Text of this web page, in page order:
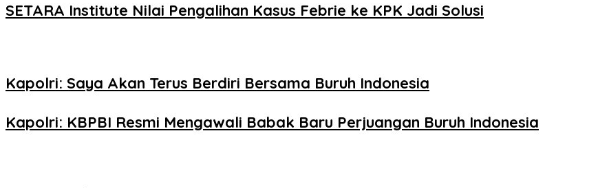
SETARA Institute Nilai Pengalihan Kasus Febrie ke KPK Jadi Solusi
Kapolri: Saya Akan Terus Berdiri Bersama Buruh Indonesia
Kapolri: KBPBI Resmi Mengawali Babak Baru Perjuangan Buruh Indonesia